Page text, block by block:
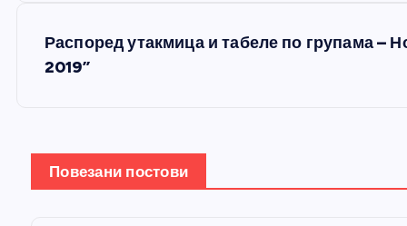
а
њ
Распоред утакмица и табеле по групама –
2019”
Повезани постови